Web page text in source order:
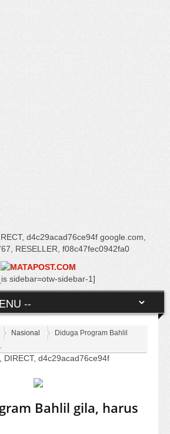
d4c29acad76ce94f google.com,
RESELLER, f08c47fec0942fa0
sidebar=otw-sidebar-1]
Nasional
Diduga Program Bahlil
DIRECT, d4c29acad76ce94f
Bahlil gila, harus